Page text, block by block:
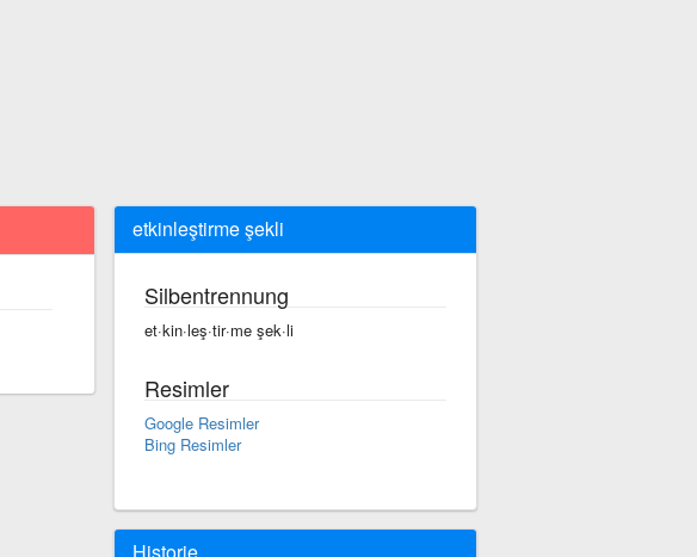
etkinleştirme şekli
Silbentrennung
et·kin·leş·tir·me şek·li
Resimler
Google Resimler
Bing Resimler
Historie